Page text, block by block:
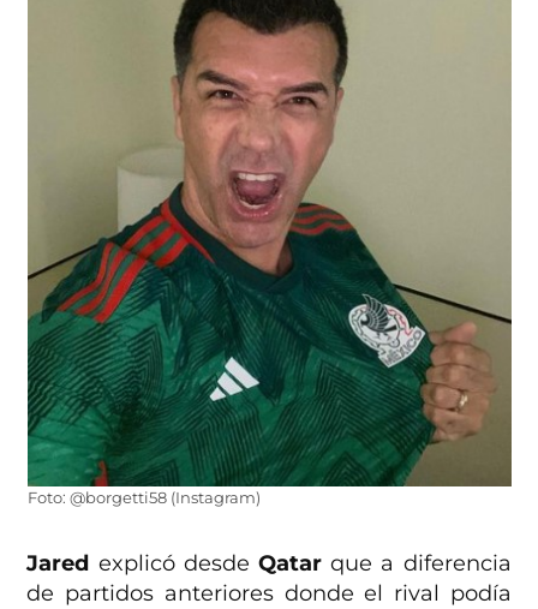
Foto: @borgetti58 (Instagram)
Jared explicó desde Qatar que a diferencia
de partidos anteriores donde el rival podía